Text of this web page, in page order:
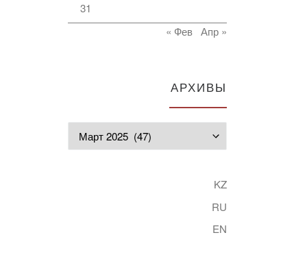
31
« Фев Апр »
АРХИВЫ
KZ
RU
EN